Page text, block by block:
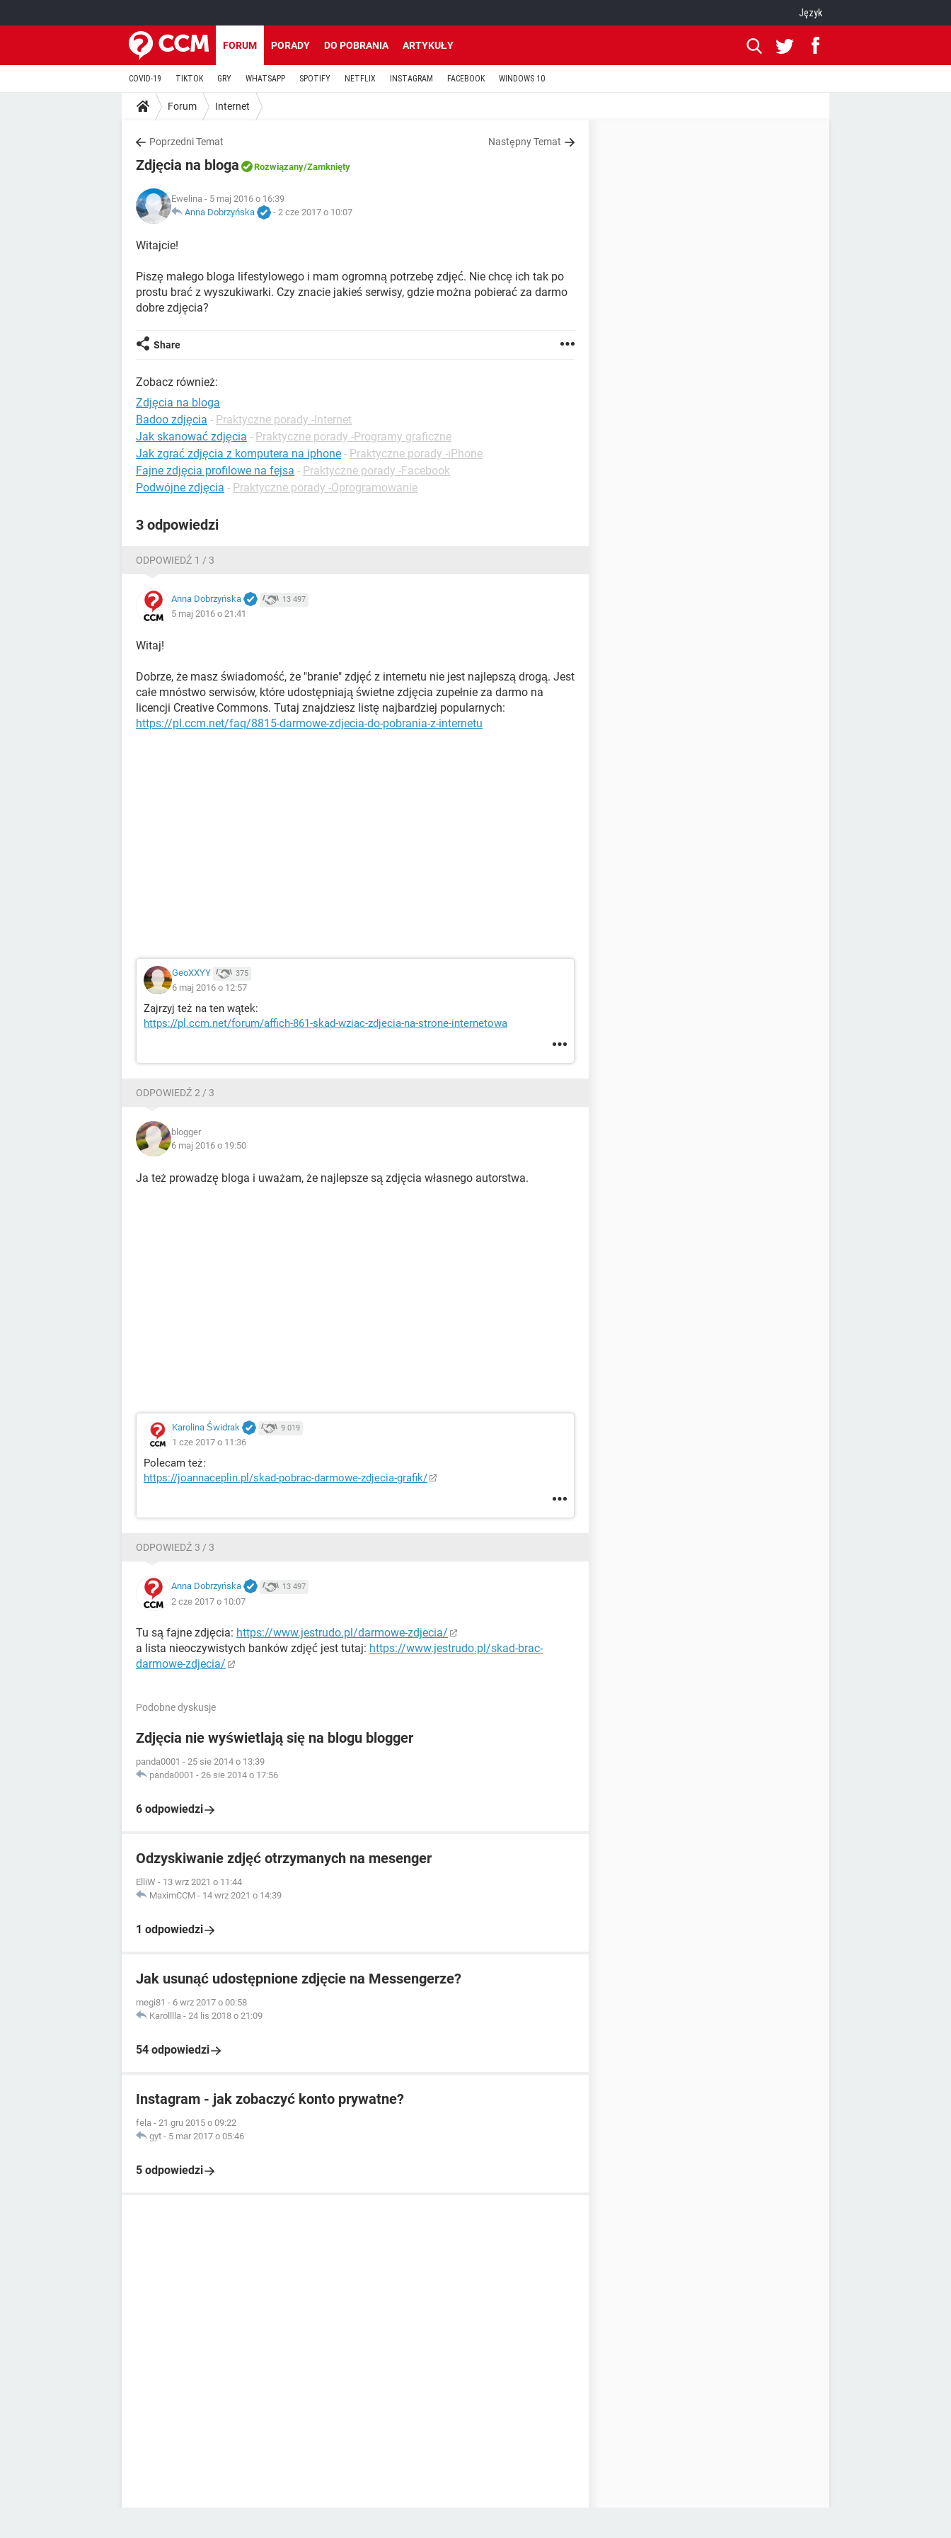
Język
FORUM PORADY DO POBRANIA ARTYKUŁY
COVID-19 TIKTOK GRY WHATSAPP SPOTIFY NETFLIX INSTAGRAM FACEBOOK WINDOWS 10
Forum Internet
Poprzedni Temat Następny Temat
Zdjęcia na bloga Rozwiązany/Zamknięty
Ewelina - 5 maj 2016 o 16:39
Anna Dobrzyńska
- 2 cze 2017 o 10:07
Witajcie!
Piszę małego bloga lifestylowego i mam ogromną potrzebę zdjęć. Nie chcę ich tak po
prostu brać z wyszukiwarki. Czy znacie jakieś serwisy, gdzie można pobierać za darmo
dobre zdjęcia?
Share
Zobacz również:
Zdjęcia na bloga
Badoo zdjęcia - Praktyczne porady -Internet
Jak skanować zdjęcia - Praktyczne porady -Programy graficzne
Jak zgrać zdjęcia z komputera na iphone - Praktyczne porady -iPhone
Fajne zdjęcia profilowe na fejsa - Praktyczne porady -Facebook
Podwójne zdjęcia - Praktyczne porady -Oprogramowanie
3 odpowiedzi
ODPOWIEDŹ 1 / 3
Anna Dobrzyńska 13 497
5 maj 2016 o 21:41
Witaj!
Dobrze, że masz świadomość, że "branie" zdjęć z internetu nie jest najlepszą drogą. Jest
całe mnóstwo serwisów, które udostępniają świetne zdjęcia zupełnie za darmo na
licencji Creative Commons. Tutaj znajdziesz listę najbardziej popularnych:
https://pl.ccm.net/faq/8815-darmowe-zdjecia-do-pobrania-z-internetu
GeoXXYY 375
6 maj 2016 o 12:57
Zajrzyj też na ten wątek:
https://pl.ccm.net/forum/affich-861-skad-wziac-zdjecia-na-strone-internetowa
ODPOWIEDŹ 2 / 3
blogger
6 maj 2016 o 19:50
Ja też prowadzę bloga i uważam, że najlepsze są zdjęcia własnego autorstwa.
Karolina Świdrak 9 019
1 cze 2017 o 11:36
Polecam też:
https://joannaceplin.pl/skad-pobrac-darmowe-zdjecia-grafik/
ODPOWIEDŹ 3 / 3
Anna Dobrzyńska 13 497
2 cze 2017 o 10:07
Tu są fajne zdjęcia: https://www.jestrudo.pl/darmowe-zdjecia/
a lista nieoczywistych banków zdjęć jest tutaj: https://www.jestrudo.pl/skad-brac-
darmowe-zdjecia/
Podobne dyskusje
Zdjęcia nie wyświetlają się na blogu blogger
panda0001 - 25 sie 2014 o 13:39
panda0001 - 26 sie 2014 o 17:56
6 odpowiedzi
Odzyskiwanie zdjęć otrzymanych na mesenger
ElliW - 13 wrz 2021 o 11:44
MaximCCM - 14 wrz 2021 o 14:39
1 odpowiedzi
Jak usunąć udostępnione zdjęcie na Messengerze?
megi81 - 6 wrz 2017 o 00:58
Karolllla - 24 lis 2018 o 21:09
54 odpowiedzi
Instagram - jak zobaczyć konto prywatne?
fela - 21 gru 2015 o 09:22
gyt - 5 mar 2017 o 05:46
5 odpowiedzi